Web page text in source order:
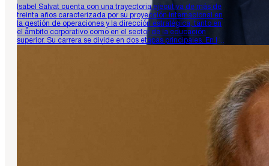
Isabel Salvat cuenta con una trayectoria ejecutiva de más de
treinta años caracterizada por su proyección internacional en
la gestión de operaciones y la dirección estratégica, tanto en
el ámbito corporativo como en el sector de la educación
superior. Su carrera se divide en dos etapas principales. En la